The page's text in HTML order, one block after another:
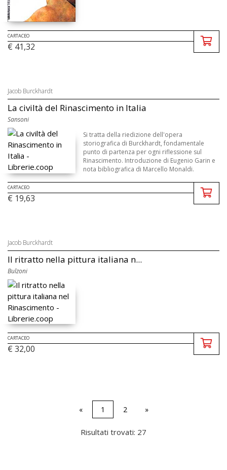
CARTACEO
€ 41,32
Jacob Burckhardt
La civiltà del Rinascimento in Italia
Sansoni
Si tratta della riedizione dell'opera
storiografica di Burckhardt, fondamentale
punto di partenza per ogni riflessione sul
Rinascimento. Introduzione di Eugenio Garin e
nota bibliografica di Marcello Monaldi.
CARTACEO
€ 19,63
Jacob Burckhardt
Il ritratto nella pittura italiana n...
Bulzoni
CARTACEO
€ 32,00
« 1 2 »
Risultati trovati: 27